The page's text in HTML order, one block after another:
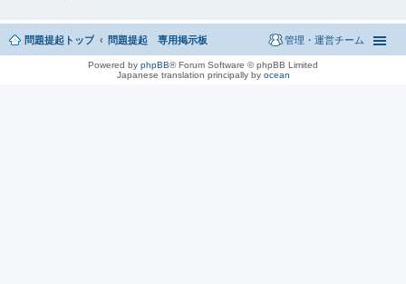
問題提起トップ 問題提起 専用掲示板 管理・運営チーム
Powered by phpBB® Forum Software © phpBB Limited
Japanese translation principally by ocean